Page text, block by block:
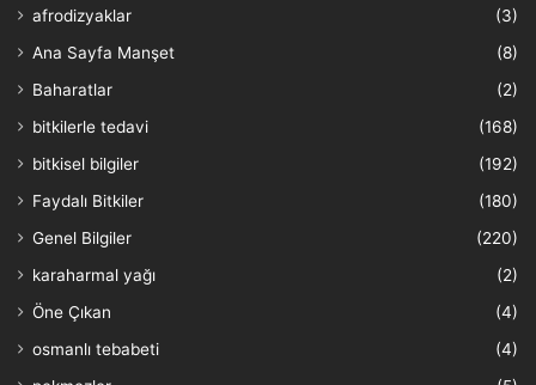
afrodizyaklar
(3)
Ana Sayfa Manşet
(8)
Baharatlar
(2)
bitkilerle tedavi
(168)
bitkisel bilgiler
(192)
Faydalı Bitkiler
(180)
Genel Bilgiler
(220)
karaharmal yağı
(2)
Öne Çıkan
(4)
osmanlı tebabeti
(4)